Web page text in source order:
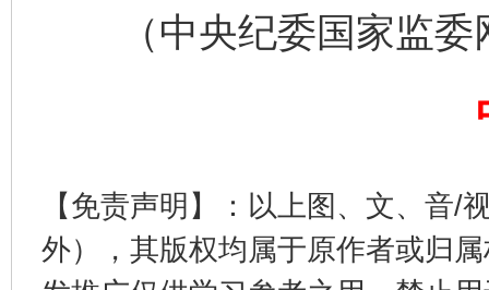
（中央纪委国家监委
【免责声明】：以上图、文、音/
外），其版权均属于原作者或归
揭开“小金库”的免责幌子